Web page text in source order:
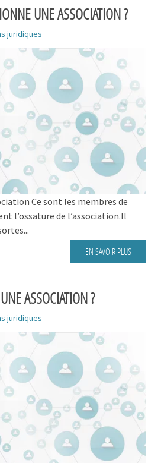
UNE ASSOCIATION ?
juridiques
Ce sont les membres de
l’ossature de l’association.Il
EN SAVOIR PLUS
ASSOCIATION ?
juridiques